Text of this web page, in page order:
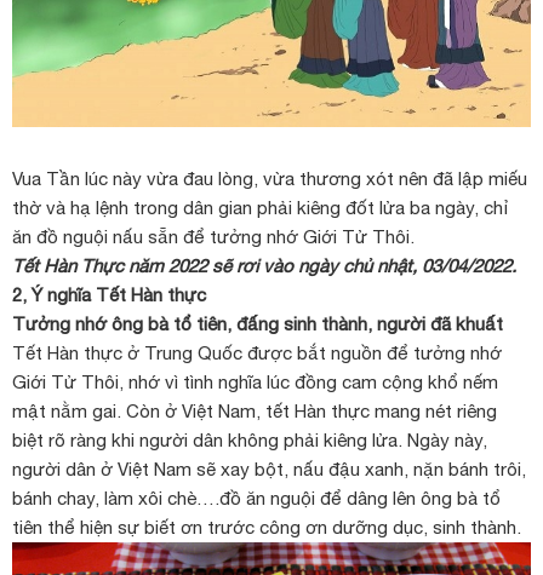
Vua Tần lúc này vừa đau lòng, vừa thương xót nên đã lập miếu
thờ và hạ lệnh trong dân gian phải kiêng đốt lửa ba ngày, chỉ
ăn đồ nguội nấu sẵn để tưởng nhớ Giới Tử Thôi.
Tết Hàn Thực năm 2022 sẽ rơi vào ngày chủ nhật, 03/04/2022.
2, Ý nghĩa Tết Hàn thực
Tưởng nhớ ông bà tổ tiên, đấng sinh thành, người đã khuất
Tết Hàn thực ở Trung Quốc được bắt nguồn để tưởng nhớ
Giới Tử Thôi, nhớ vì tình nghĩa lúc đồng cam cộng khổ nếm
mật nằm gai. Còn ở Việt Nam, tết Hàn thực mang nét riêng
biệt rõ ràng khi người dân không phải kiêng lửa. Ngày này,
người dân ở Việt Nam sẽ xay bột, nấu đậu xanh, nặn bánh trôi,
bánh chay, làm xôi chè….đồ ăn nguội để dâng lên ông bà tổ
tiên thể hiện sự biết ơn trước công ơn dưỡng dục, sinh thành.